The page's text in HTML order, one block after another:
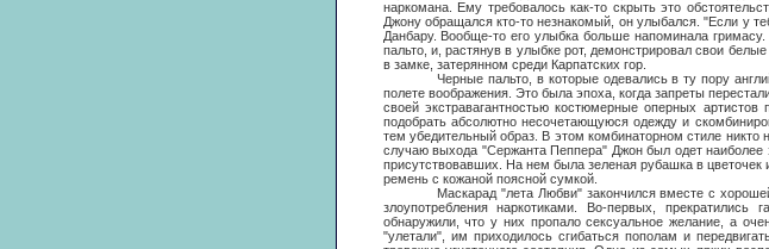
наркомана. Ему требовалось как-то скрыть это
Джону обращался кто-то незнакомый, он улыбался. "Если у
Данбару. Вообще-то его улыбка больше напоминала
пальто, и, растянув в улыбке рот, демонстрировал свои
в замке, затерянном среди Карпатских гор.
Черные пальто, в которые одевались в ту пору
полете воображения. Это была эпоха, когда запреты
своей экстравагантностью костюмерные оперных
подобрать абсолютно несочетающуюся одежду и
тем убедительный образ. В этом комбинаторном стиле
случаю выхода "Сержанта Пеппера" Джон был одет
присутствовавших. На нем была зеленая рубашка в
ремень с кожаной поясной сумкой.
Маскарад "лета Любви" закончился вместе с хорошей
злоупотребления наркотиками. Во-первых,
обнаружили, что у них пропало сексуальное желание, а
"улетали", им приходилось сгибаться пополам и